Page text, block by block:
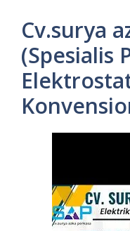
Cv.surya
(Spesialis